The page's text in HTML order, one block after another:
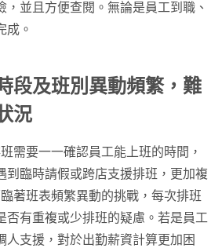
，並且方便查閱。無論是員工到職、
成。
段及班別異動頻繁，難
況
需要一一確認員工能上班的時間，
到臨時請假或跨店支援排班，更加複
著班表頻繁異動的挑戰，每次排班
否有重複或少排班的疑慮。若是員工
人支援，對於出勤薪資計算更加困